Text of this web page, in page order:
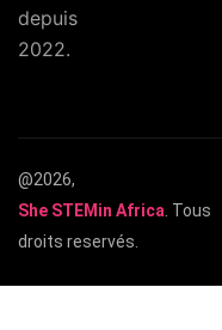
depuis
2022.
@2026,
She STEMin Africa . Tous
droits reservés.